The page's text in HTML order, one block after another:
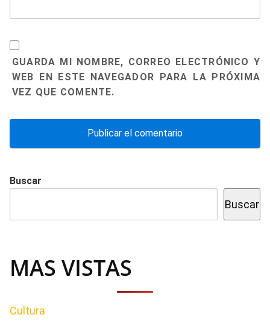
GUARDA MI NOMBRE, CORREO ELECTRÓNICO Y
WEB EN ESTE NAVEGADOR PARA LA PRÓXIMA
VEZ QUE COMENTE.
Buscar
Buscar
MAS VISTAS
Cultura